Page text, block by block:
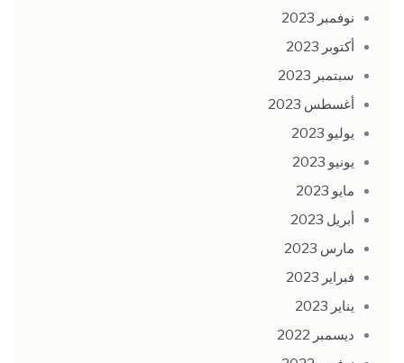
نوفمبر 2023
أكتوبر 2023
سبتمبر 2023
أغسطس 2023
يوليو 2023
يونيو 2023
مايو 2023
أبريل 2023
مارس 2023
فبراير 2023
يناير 2023
ديسمبر 2022